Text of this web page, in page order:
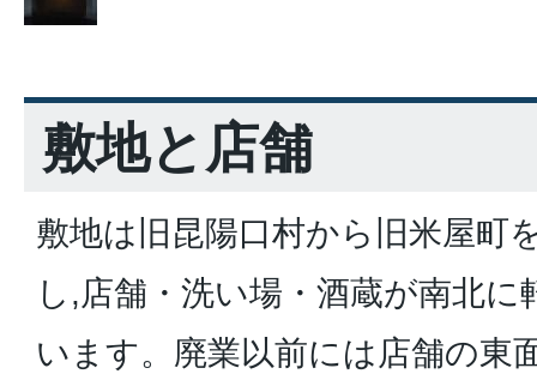
敷地と店舗
敷地は旧昆陽口村から旧米屋町
し,店舗・洗い場・酒蔵が南北
います。廃業以前には店舗の東